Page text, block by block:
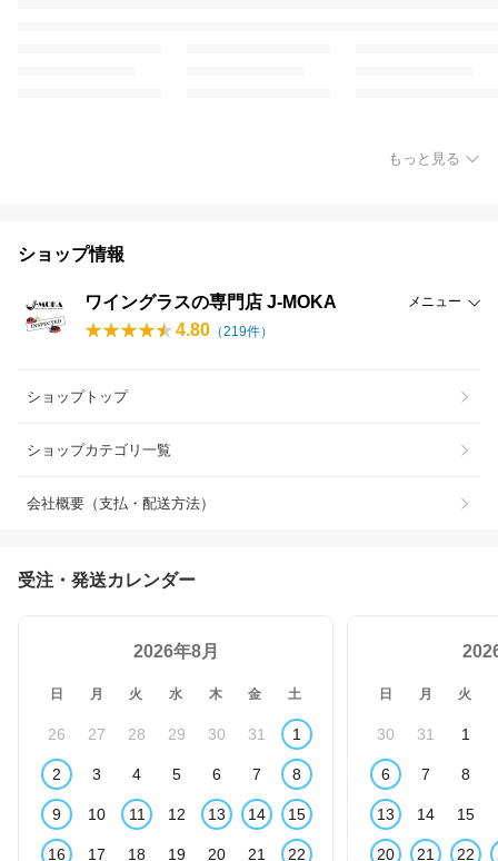
もっと見る
ショップ情報
ワイングラスの専門店 J-MOKA メニュー
4.80 （219件）
ショップトップ
ショップカテゴリ一覧
会社概要（支払・配送方法）
受注・発送カレンダー
2026年8月
日 月 火 水 木 金 土
26 27 28 29 30 31 1
2 3 4 5 6 7 8
9 10 11 12 13 14 15
16 17 18 19 20 21 22
日 月 火
30 31 1
6 7 8
13 14 15
20 21 22